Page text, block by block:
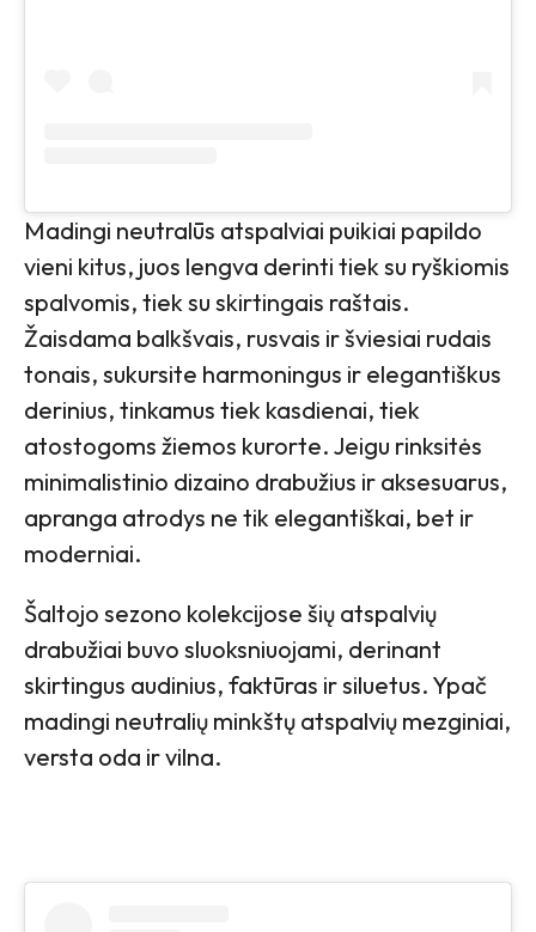
Madingi neutralūs atspalviai puikiai papildo
vieni kitus, juos lengva derinti tiek su ryškiomis
spalvomis, tiek su skirtingais raštais.
Žaisdama balkšvais, rusvais ir šviesiai rudais
tonais, sukursite harmoningus ir elegantiškus
derinius, tinkamus tiek kasdienai, tiek
atostogoms žiemos kurorte. Jeigu rinksitės
minimalistinio dizaino drabužius ir aksesuarus,
apranga atrodys ne tik elegantiškai, bet ir
moderniai.
Šaltojo sezono kolekcijose šių atspalvių
drabužiai buvo sluoksniuojami, derinant
skirtingus audinius, faktūras ir siluetus. Ypač
madingi neutralių minkštų atspalvių mezginiai,
versta oda ir vilna.